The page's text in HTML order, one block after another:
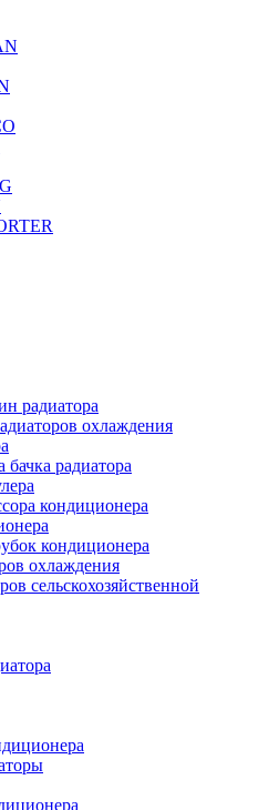
радиатора
охлаждения
радиатора
кондиционера
кондиционера
охлаждения
сельскохозяйственной